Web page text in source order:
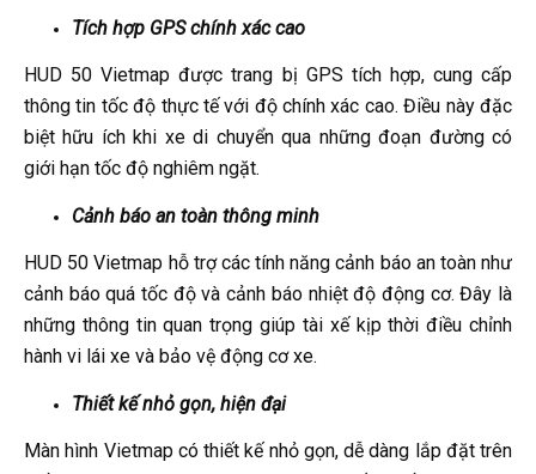
Tích hợp GPS chính xác cao
HUD 50 Vietmap được trang bị GPS tích hợp, cung cấp
thông tin tốc độ thực tế với độ chính xác cao. Điều này đặc
biệt hữu ích khi xe di chuyển qua những đoạn đường có
giới hạn tốc độ nghiêm ngặt.
Cảnh báo an toàn thông minh
HUD 50 Vietmap hỗ trợ các tính năng cảnh báo an toàn như
cảnh báo quá tốc độ và cảnh báo nhiệt độ động cơ. Đây là
những thông tin quan trọng giúp tài xế kịp thời điều chỉnh
hành vi lái xe và bảo vệ động cơ xe.
Thiết kế nhỏ gọn, hiện đại
Màn hình Vietmap có thiết kế nhỏ gọn, dễ dàng lắp đặt trên